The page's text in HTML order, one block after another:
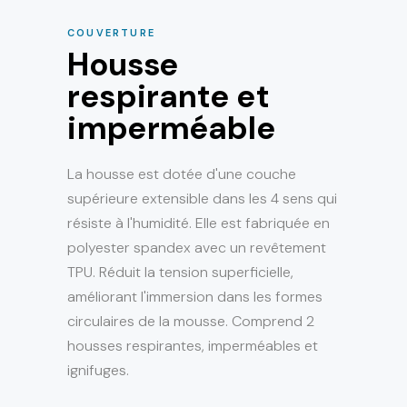
COUVERTURE
Housse
respirante et
imperméable
La housse est dotée d'une couche
supérieure extensible dans les 4 sens qui
résiste à l'humidité. Elle est fabriquée en
polyester spandex avec un revêtement
TPU. Réduit la tension superficielle,
améliorant l'immersion dans les formes
circulaires de la mousse. Comprend 2
housses respirantes, imperméables et
ignifuges.